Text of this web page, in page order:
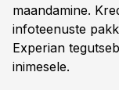
maandamine.
infoteenuste
Experian
inimesele.